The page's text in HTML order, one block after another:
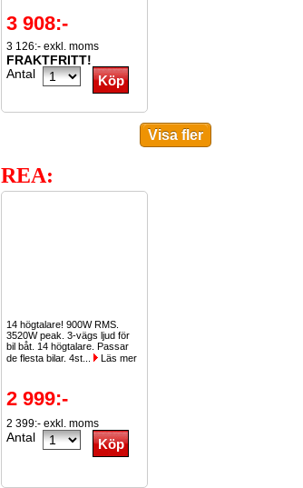
3 908:-
3 126:- exkl. moms
FRAKTFRITT!
Antal
REA:
14 högtalare! 900W RMS.
3520W peak. 3-vägs ljud för
bil båt. 14 högtalare. Passar
de flesta bilar. 4st...
Läs mer
2 999:-
2 399:- exkl. moms
Antal